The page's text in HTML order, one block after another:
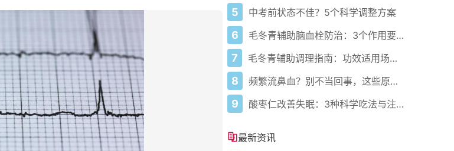
5 中考前状态不佳？5个科学调整方案
6 毛冬青辅助脑血栓防治：3个作用要清楚，别乱用药
7 毛冬青辅助调理指南：功效适用场景与禁忌需牢记
8 频繁流鼻血？别不当回事，这些原因要警惕
9 酸枣仁改善失眠：3种科学吃法与注意事项
最新资讯